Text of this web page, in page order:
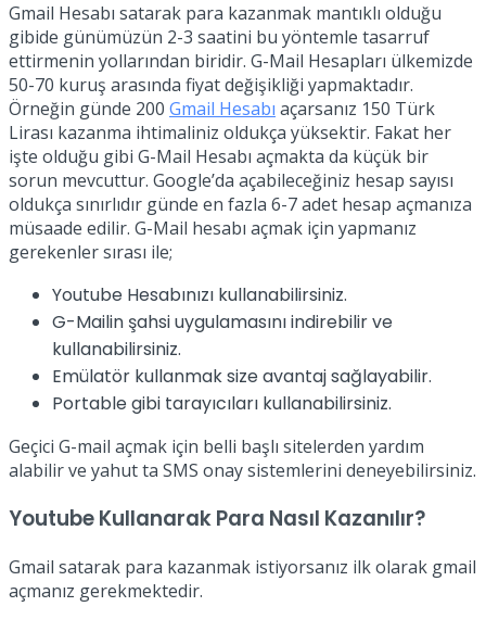
Gmail Hesabı satarak para kazanmak mantıklı olduğu
gibide günümüzün 2-3 saatini bu yöntemle tasarruf
ettirmenin yollarından biridir. G-Mail Hesapları ülkemizde
50-70 kuruş arasında fiyat değişikliği yapmaktadır.
Örneğin günde 200 Gmail Hesabı açarsanız 150 Türk
Lirası kazanma ihtimaliniz oldukça yüksektir. Fakat her
işte olduğu gibi G-Mail Hesabı açmakta da küçük bir
sorun mevcuttur. Google’da açabileceğiniz hesap sayısı
oldukça sınırlıdır günde en fazla 6-7 adet hesap açmanıza
müsaade edilir. G-Mail hesabı açmak için yapmanız
gerekenler sırası ile;
Youtube Hesabınızı kullanabilirsiniz.
G-Mailin şahsi uygulamasını indirebilir ve
kullanabilirsiniz.
Emülatör kullanmak size avantaj sağlayabilir.
Portable gibi tarayıcıları kullanabilirsiniz.
Geçici G-mail açmak için belli başlı sitelerden yardım
alabilir ve yahut ta SMS onay sistemlerini deneyebilirsiniz.
Youtube Kullanarak Para Nasıl Kazanılır?
Gmail satarak para kazanmak istiyorsanız ilk olarak gmail
açmanız gerekmektedir.